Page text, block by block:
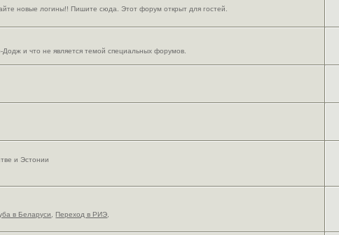
новые логины!! Пишите сюда. Этот форум открыт для гостей.
и что не является темой специальных форумов.
и Эстонии
в Беларуси Переход в РИЭ